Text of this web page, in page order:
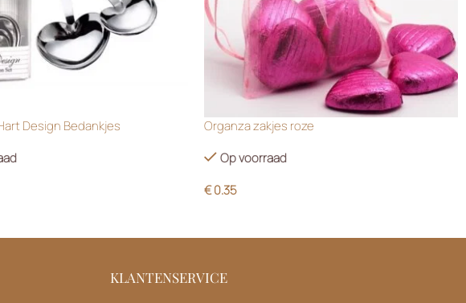
Design Bedankjes
Organza zakjes roze
Op voorraad
€0.35
KLANTENSERVICE